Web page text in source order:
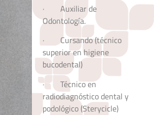
· Auxiliar de
Odontología.
· Cursando (técnico
superior en higiene
bucodental)
· Técnico en
radiodiagnóstico dental y
podológico (Sterycicle)